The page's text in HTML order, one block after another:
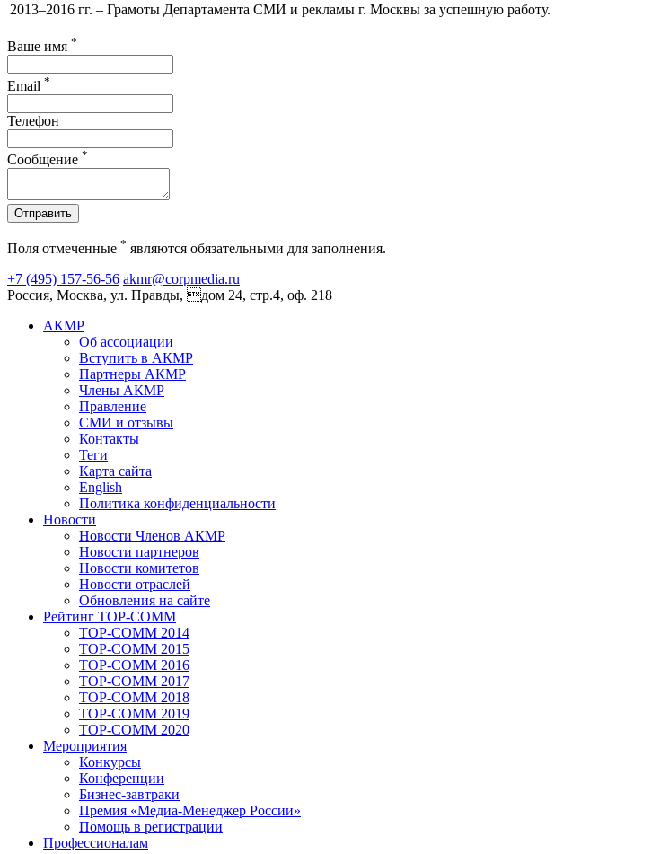
2013–2016 гг. – Грамоты Департамента СМИ и рекламы г. Москвы за успешную работу.
Ваше имя *
Email *
Телефон
Сообщение *
Отправить
Поля отмеченные * являются обязательными для заполнения.
+7 (495) 157-56-56 akmr@corpmedia.ru
Россия, Москва, ул. Правды, дом 24, стр.4, оф. 218
АКМР
Об ассоциации
Вступить в АКМР
Партнеры АКМР
Члены АКМР
Правление
СМИ и отзывы
Контакты
Теги
Карта сайта
English
Политика конфиденциальности
Новости
Новости Членов АКМР
Новости партнеров
Новости комитетов
Новости отраслей
Обновления на сайте
Рейтинг TOP-COMM
TOP-COMM 2014
TOP-COMM 2015
TOP-COMM 2016
TOP-COMM 2017
TOP-COMM 2018
TOP-COMM 2019
TOP-COMM 2020
Мероприятия
Конкурсы
Конференции
Бизнес-завтраки
Премия «Медиа-Менеджер России»
Помощь в регистрации
Профессионалам